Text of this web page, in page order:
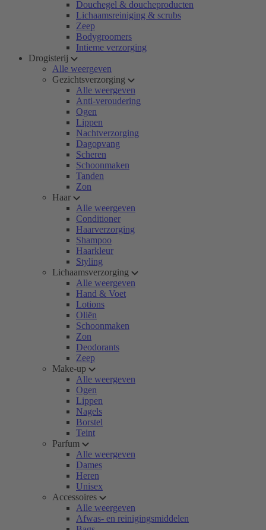
Douchegel & doucheproducten
Lichaamsreiniging & scrubs
Zeep
Bodygroomers
Intieme verzorging
Drogisterij
Alle weergeven
Gezichtsverzorging
Alle weergeven
Anti-veroudering
Ogen
Lippen
Nachtverzorging
Dagopvang
Scheren
Schoonmaken
Tanden
Zon
Haar
Alle weergeven
Conditioner
Haarverzorging
Shampoo
Haarkleur
Styling
Lichaamsverzorging
Alle weergeven
Hand & Voet
Lotions
Oliën
Schoonmaken
Zon
Deodorants
Zeep
Make-up
Alle weergeven
Ogen
Lippen
Nagels
Borstel
Teint
Parfum
Alle weergeven
Dames
Heren
Unisex
Accessoires
Alle weergeven
Afwas- en reinigingsmiddelen